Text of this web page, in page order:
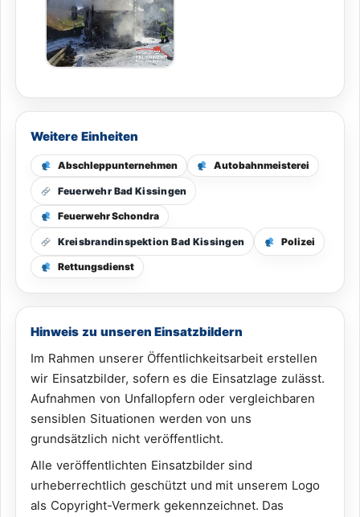
Weitere Einheiten
Abschleppunternehmen Autobahnmeisterei
Feuerwehr Bad Kissingen
Feuerwehr Schondra
Kreisbrandinspektion Bad Kissingen Polizei
Rettungsdienst
Hinweis zu unseren Einsatzbildern
Im Rahmen unserer Öffentlichkeitsarbeit erstellen
wir Einsatzbilder, sofern es die Einsatzlage zulässt.
Aufnahmen von Unfallopfern oder vergleichbaren
sensiblen Situationen werden von uns
grundsätzlich nicht veröffentlicht.
Alle veröffentlichten Einsatzbilder sind
urheberrechtlich geschützt und mit unserem Logo
als Copyright-Vermerk gekennzeichnet. Das